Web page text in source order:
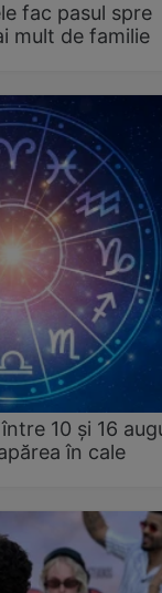
fac pasul spre
mult de familie
10 și 16
în cale